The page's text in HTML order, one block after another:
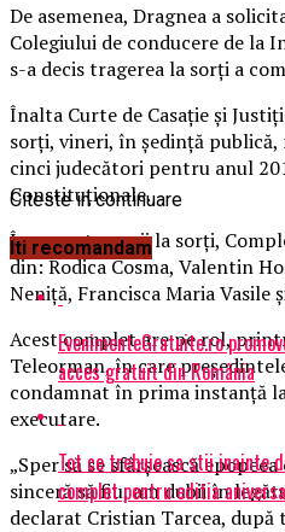
De asemenea, Dragnea a
Colegiului de conducere de la
s-a decis tragerea la sorţi a
Înalta Curte de Casaţie şi
sorţi, vineri, în şedinţă
cinci judecători pentru anul
Constituţionale.
În urma tragerii la sorţi,
din: Rodica Cosma, Valentin
Neniţă, Francisca Maria Vasile
Acest complet are pe rol,
Teleorman, în care
condamnat în prima instanţă
executare.
„Sper să se sfârşească
sinceră să fiu, am dubii în
declarat Cristian Tarcea, după
Citeste in continuare
Iti recomandam
EvenimenteGratuite.ro
acces gratuit din România
Tot ce trebuie sa stii inainte
complet pentru editia